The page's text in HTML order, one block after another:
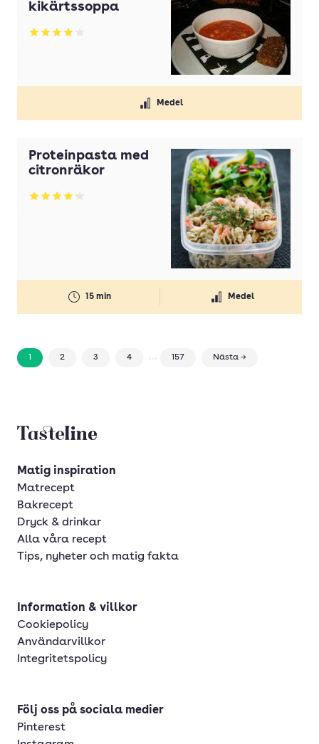
kikärtssoppa
Betyg: 3.92 av 5
Medel
Proteinpasta med
citronräkor
Betyg: 4.19 av 5
15 min Medel
1 2 3 4 ... 157 Nästa →
Tasteline startsida
Matig inspiration
Matrecept
Bakrecept
Dryck & drinkar
Alla våra recept
Tips, nyheter och matig fakta
Information & villkor
Cookiepolicy
Användarvillkor
Integritetspolicy
Följ oss på sociala medier
Pinterest